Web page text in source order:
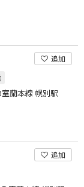
追加
蘭本線 幌別駅
追加